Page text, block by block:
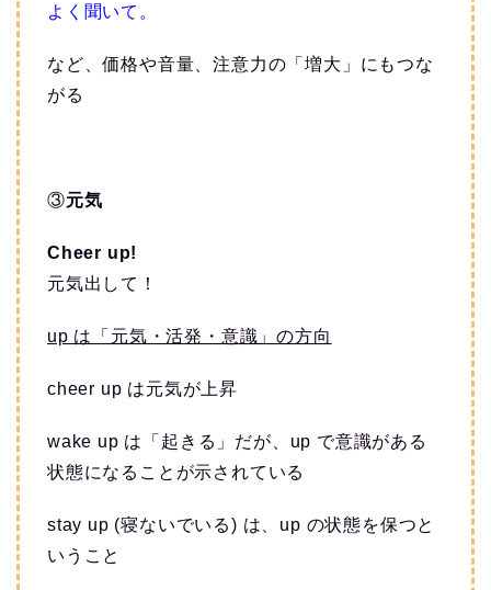
よく聞いて。
など、価格や音量、注意力の「増大」にもつな
がる
③元気
Cheer up!
元気出して！
up は「元気・活発・意識」の方向
cheer up は元気が上昇
wake up は「起きる」だが、up で意識がある
状態になることが示されている
stay up (寝ないでいる) は、up の状態を保つと
いうこと